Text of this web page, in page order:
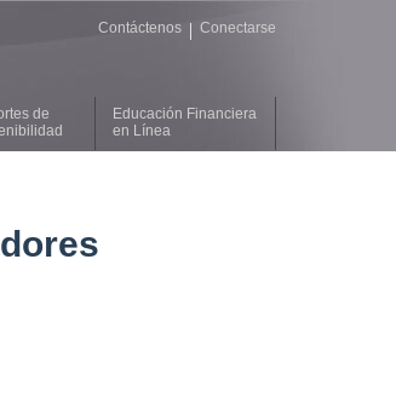
de
Educación Financiera
en Línea
Conectarse
|
Contáctenos